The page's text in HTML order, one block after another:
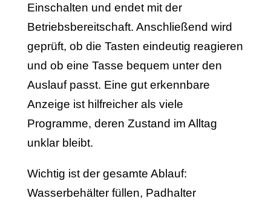
Einschalten und endet mit der
Betriebsbereitschaft. Anschließend wird
geprüft, ob die Tasten eindeutig reagieren
und ob eine Tasse bequem unter den
Auslauf passt. Eine gut erkennbare
Anzeige ist hilfreicher als viele
Programme, deren Zustand im Alltag
unklar bleibt.
Wichtig ist der gesamte Ablauf:
Wasserbehälter füllen, Padhalter